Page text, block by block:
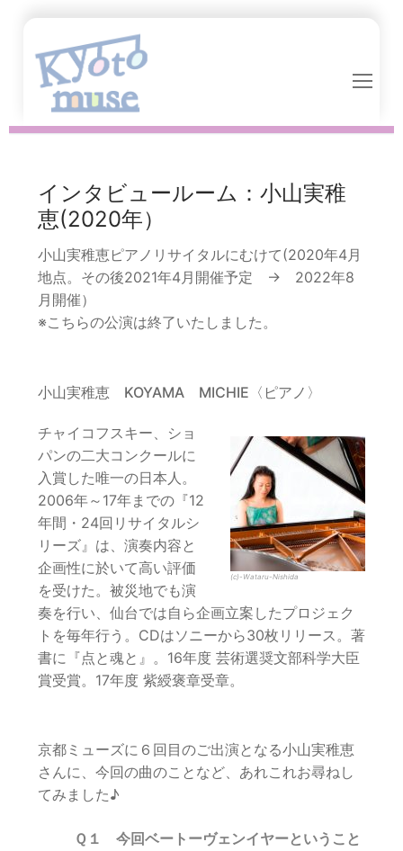
へ
インタビュールーム：小山実稚
恵(2020年）
小山実稚恵ピアノリサイタルにむけて(2020年4月
地点。その後2021年4月開催予定 → 2022年8
月開催）
※こちらの公演は終了いたしました。
小山実稚恵 KOYAMA MICHIE〈ピアノ〉
(c)-Wataru-Nishida
チャイコフスキー、ショ
パンの二大コンクールに
入賞した唯一の日本人。
2006年～17年までの『12
年間・24回リサイタルシ
リーズ』は、演奏内容と
企画性に於いて高い評価
を受けた。被災地でも演
奏を行い、仙台では自ら企画立案したプロジェク
トを毎年行う。CDはソニーから30枚リリース。著
書に『点と魂と』。16年度 芸術選奨文部科学大臣
賞受賞。17年度 紫綬褒章受章。
京都ミューズに６回目のご出演となる小山実稚恵
さんに、今回の曲のことなど、あれこれお尋ねし
てみました♪
Ｑ１ 今回ベートーヴェンイヤーということ